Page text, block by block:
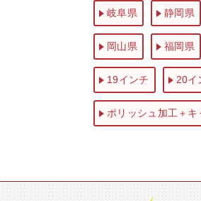
岐阜県 静岡県
岡山県 福岡県
19インチ 20イ
ポリッシュ加工＋キ